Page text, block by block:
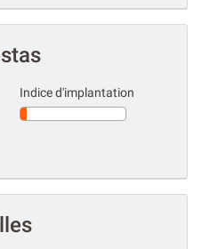
Indice d'implantation